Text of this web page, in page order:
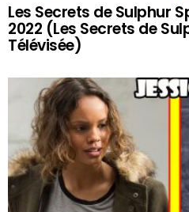
Les Secrets de Sulphur
2022 (Les Secrets de
Télévisée)